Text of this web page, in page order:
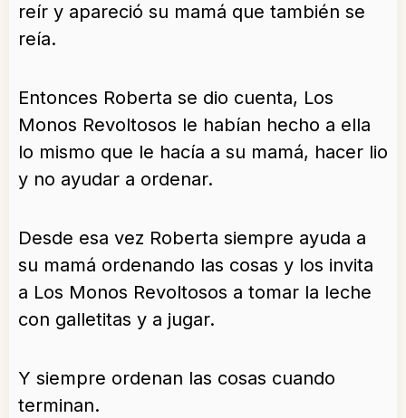
reír y apareció su mamá que también se
reía.
Entonces Roberta se dio cuenta, Los
Monos Revoltosos le habían hecho a ella
lo mismo que le hacía a su mamá, hacer lio
y no ayudar a ordenar.
Desde esa vez Roberta siempre ayuda a
su mamá ordenando las cosas y los invita
a Los Monos Revoltosos a tomar la leche
con galletitas y a jugar.
Y siempre ordenan las cosas cuando
terminan.